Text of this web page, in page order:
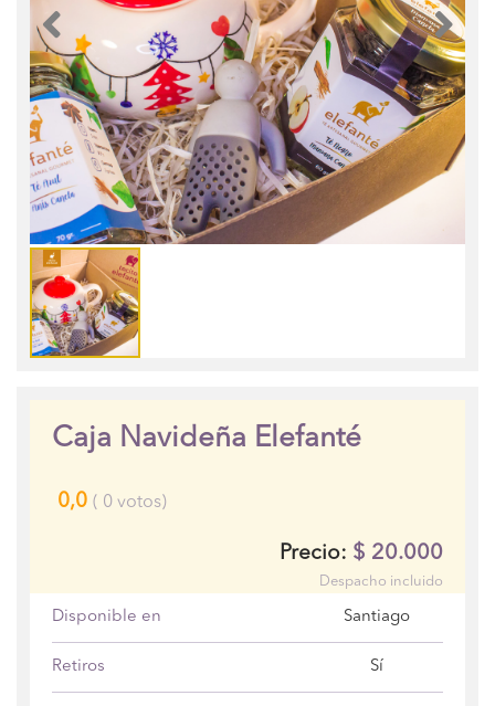
Anterior
Caja Navideña Elefanté
0,0 ( 0 votos)
Precio: $ 20.000
Despacho incluido
Disponible en Santiago
Retiros Sí